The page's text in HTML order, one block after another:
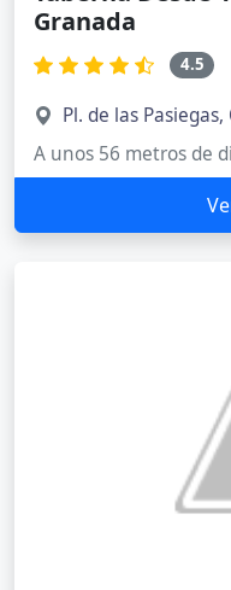
Granada
4.5
Pl. de las
A unos 56 metros de